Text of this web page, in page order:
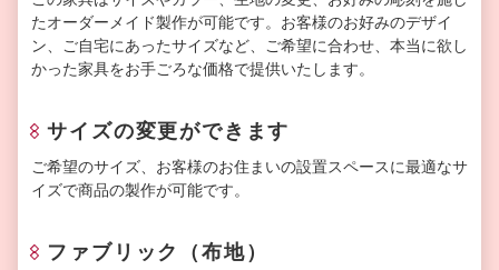
たオーダーメイド製作が可能です。お客様のお好みのデザイ
ン、ご自宅にあったサイズなど、ご希望に合わせ、本当に欲し
かった家具をお手ごろな価格で提供いたします。
サイズの変更ができます
ご希望のサイズ、お客様のお住まいの設置スペースに最適なサ
イズで商品の製作が可能です。
ファブリック（布地）